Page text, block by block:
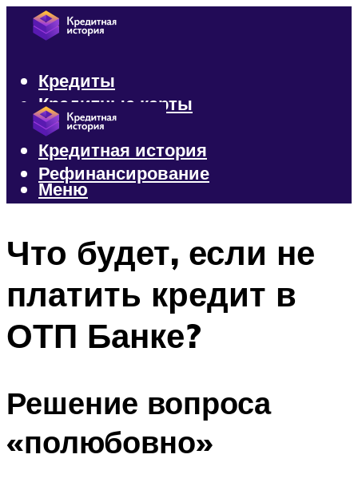
Кредиты
Кредитные карты
Микрозаймы
Кредитная история
Рефинансирование
Меню
Что будет, если не
платить кредит в
ОТП Банке?
Решение вопроса
«полюбовно»